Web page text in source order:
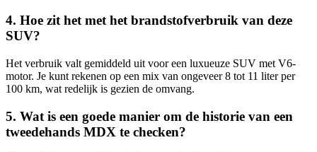
4. Hoe zit het met het brandstofverbruik van deze
SUV?
Het verbruik valt gemiddeld uit voor een luxueuze SUV met V6-
motor. Je kunt rekenen op een mix van ongeveer 8 tot 11 liter per
100 km, wat redelijk is gezien de omvang.
5. Wat is een goede manier om de historie van een
tweedehands MDX te checken?